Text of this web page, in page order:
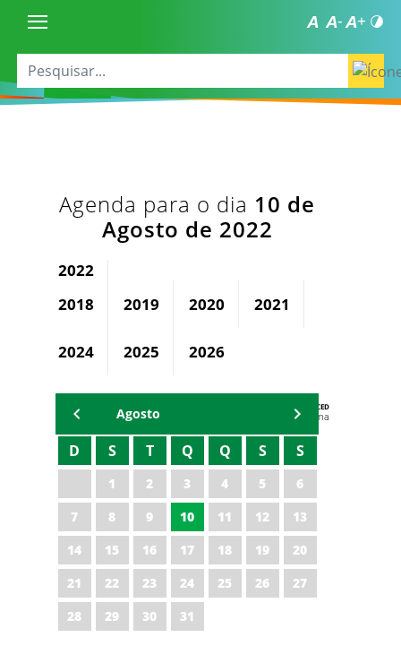
Agenda para o dia 10 de
Agosto de 2022
2022
2018
2019 2020 2021
2024 2025 2026
AGENDA DA CODED/CED
Vagna Lima
Agosto
D S T Q Q S S
1 2 3 4 5
6
7
8 9 10 11 12
13
14
15 16 17 18 19
20
21
22 23 24 25 26
27
28
29 30 31